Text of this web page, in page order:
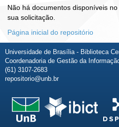
Não há documentos disponíveis
sua solicitação.
Página inicial do repositório
Universidade de Brasília - Biblioteca
Coordenadoria de Gestão da
(61) 3107-2683
repositorio@unb.br